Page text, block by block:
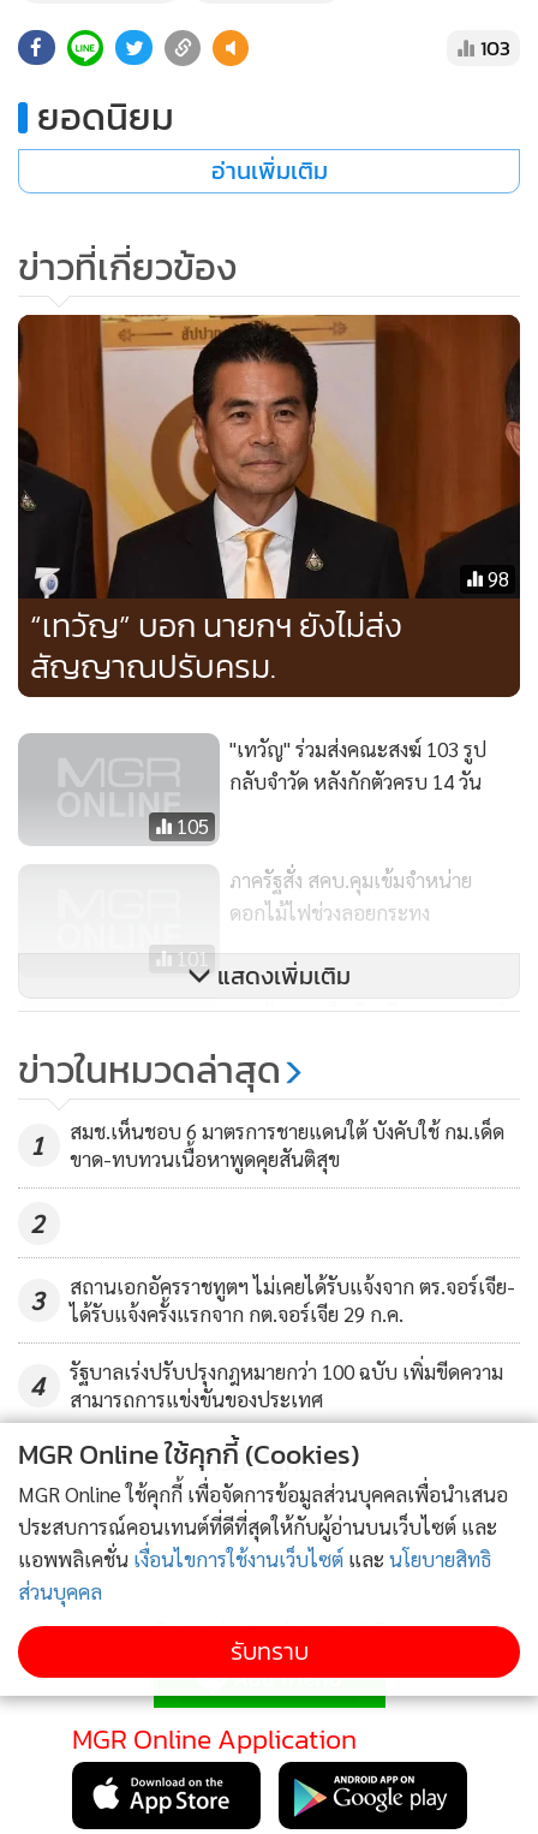
• เศรษฐกิจ-ธุรกิจ
• ชุมชน-คุณภาพชีวิต
• Motoring
• วิทยาศาสตร์
• SMEs
•
•
•
กองทุนรวม
• Celeb Online
• Factcheck
News1
Gotomanager
103
ยอดนิยม
อ่านเพิ่มเติม
ข่าวที่เกี่ยวข้อง
98
“เทวัญ” บอก นายกฯ ยังไม่ส่ง
สัญญาณปรับครม.
105
"เทวัญ" ร่วมส่งคณะสงฆ์ 103 รูป
กลับจำวัด หลังกักตัวครบ 14 วัน
101
ภาครัฐสั่ง สคบ.คุมเข้มจำหน่าย
ดอกไม้ไฟช่วงลอยกระทง
283
“เทวัญ” หารือเงินเยียวยาพระสงฆ์
คาดชง ครม.สัปดาห์หน้า
แสดงเพิ่มเติม
ข่าวในหมวดล่าสุด
1
สมช.เห็นชอบ 6 มาตรการชายแดนใต้ บังคับใช้ กม.เด็ด
ขาด-ทบทวนเนื้อหาพูดคุยสันติสุข
2
3
สถานเอกอัครราชทูตฯ ไม่เคยได้รับแจ้งจาก ตร.จอร์เจีย-
ได้รับแจ้งครั้งแรกจาก กต.จอร์เจีย 29 ก.ค.
4
รัฐบาลเร่งปรับปรุงกฎหมายกว่า 100 ฉบับ เพิ่มขีดความ
สามารถการแข่งขันของประเทศ
ข่าวอื่นในหมวด
ติดตามข่าวสารผ่านทาง LINE
MGR Online Application
MGR Online ใช้คุกกี้ (Cookies)
MGR Online ใช้คุกกี้ เพื่อจัดการข้อมูลส่วนบุคคลเพื่อนำเสนอ
ประสบการณ์คอนเทนต์ที่ดีที่สุดให้กับผู้อ่านบนเว็บไซต์ และ
แอพพลิเคชั่น เงื่อนไขการใช้งานเว็บไซต์ และ นโยบายสิทธิ
ส่วนบุคคล
รับทราบ